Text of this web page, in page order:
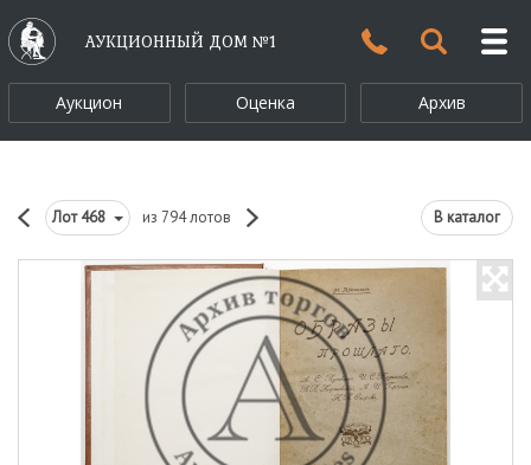
АУКЦИОННЫЙ ДОМ №1
Аукцион Оценка Архив
Лот468 из 794 лотов В каталог